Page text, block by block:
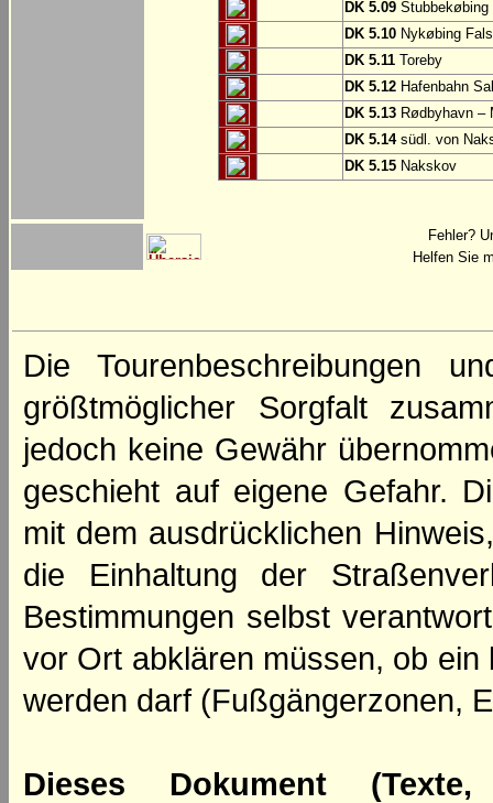
DK 5.09 Stubbekøbing
DK 5.10 Nykøbing
DK 5.11 Toreby
DK 5.12 Hafenbahn
DK 5.13 Rødbyhavn –
DK 5.14südl. von
DK 5.15 Nakskov
Fehler?
Helfen Sie
Die Tourenbeschreibungen
größtmöglicher Sorgfalt
jedoch keine Gewähr
geschieht auf eigene Gefahr.
mit dem ausdrücklichen
die Einhaltung der
Bestimmungen selbst
vor Ort abklären müssen, ob
werden darf (Fußgängerzonen,
Dieses Dokument